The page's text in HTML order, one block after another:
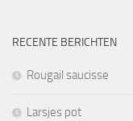
RECENTE BERICHTEN
Rougail saucisse
Larsjes pot